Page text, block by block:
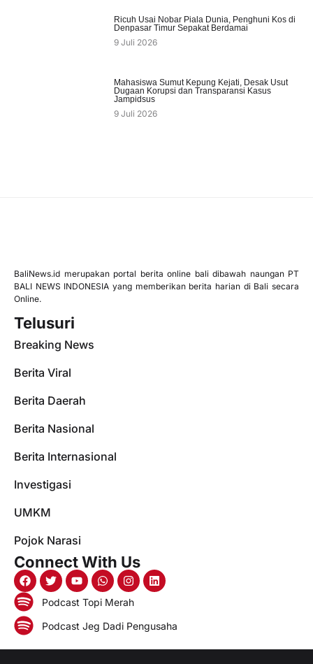
Ricuh Usai Nobar Piala Dunia, Penghuni Kos di
Denpasar Timur Sepakat Berdamai
9 Juli 2026
Mahasiswa Sumut Kepung Kejati, Desak Usut
Dugaan Korupsi dan Transparansi Kasus
Jampidsus
9 Juli 2026
BaliNews.id merupakan portal berita online bali dibawah naungan PT
BALI NEWS INDONESIA yang memberikan berita harian di Bali secara
Online.
Telusuri
Breaking News
Berita Viral
Berita Daerah
Berita Nasional
Berita Internasional
Investigasi
UMKM
Pojok Narasi
Connect With Us
Podcast Topi Merah
Podcast Jeg Dadi Pengusaha